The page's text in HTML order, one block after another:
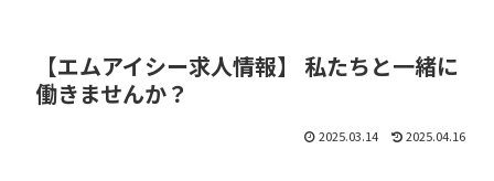
【エムアイシー求人情報】 私たちと一緒に
働きませんか？
2025.03.14 2025.04.16